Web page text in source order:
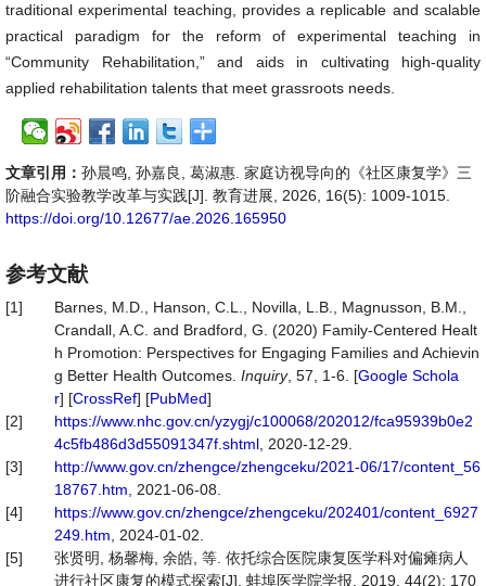
traditional experimental teaching, provides a replicable and scalable
practical paradigm for the reform of experimental teaching in
“Community Rehabilitation,” and aids in cultivating high-quality
applied rehabilitation talents that meet grassroots needs.
文章引用： 孙晨鸣, 孙嘉良, 葛淑惠. 家庭访视导向的《社区康复学》三
阶融合实验教学改革与实践[J]. 教育进展, 2026, 16(5): 1009-1015.
https://doi.org/10.12677/ae.2026.165950
参考文献
[1]
Barnes, M.D., Hanson, C.L., Novilla, L.B., Magnusson, B.M.,
Crandall, A.C. and Bradford, G. (2020) Family-Centered Healt
h Promotion: Perspectives for Engaging Families and Achievin
g Better Health Outcomes. Inquiry, 57, 1-6. [Google Schola
r] [CrossRef] [PubMed]
[2]
https://www.nhc.gov.cn/yzygj/c100068/202012/fca95939b0e2
4c5fb486d3d55091347f.shtml , 2020-12-29.
[3]
http://www.gov.cn/zhengce/zhengceku/2021-06/17/content_56
18767.htm , 2021-06-08.
[4]
https://www.gov.cn/zhengce/zhengceku/202401/content_6927
249.htm , 2024-01-02.
[5]
张贤明, 杨馨梅, 余皓, 等. 依托综合医院康复医学科对偏瘫病人
进行社区康复的模式探索[J]. 蚌埠医学院学报, 2019, 44(2): 170